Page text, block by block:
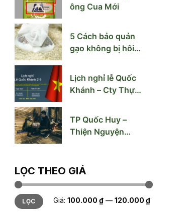
ông Cua Mới
5 Cách bảo quản
gạo không bị hôi,
Lịch nghỉ lễ Quốc
Khánh – Cty Thực
TP Quốc Huy –
Thiện Nguyện
LỌC THEO GIÁ
Giá
thấp
nhất
Giá
cao
nhất
LỌC Giá: 100.000 ₫ — 120.000 ₫